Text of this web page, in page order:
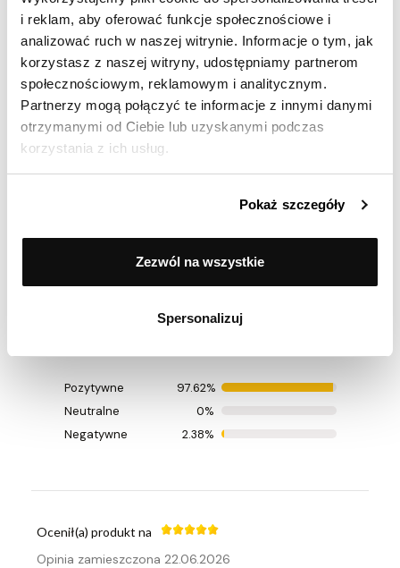
i reklam, aby oferować funkcje społecznościowe i
analizować ruch w naszej witrynie. Informacje o tym, jak
korzystasz z naszej witryny, udostępniamy partnerom
społecznościowym, reklamowym i analitycznym.
Partnerzy mogą połączyć te informacje z innymi danymi
otrzymanymi od Ciebie lub uzyskanymi podczas
korzystania z ich usług.
Pokaż szczegóły
Zezwól na wszystkie
Spersonalizuj
DANE TECHNICZNE
Rodzaje akcesoriów Waga
Gwarancja
4.9
(42 opinii)
Pozytywne
97.62%
Neutralne
0%
Negatywne
2.38%
Ocenił(a) produkt na
Opinia zamieszczona 04.08.2026
Ocenił(a) produkt na
Opinia zamieszczona 22.06.2026